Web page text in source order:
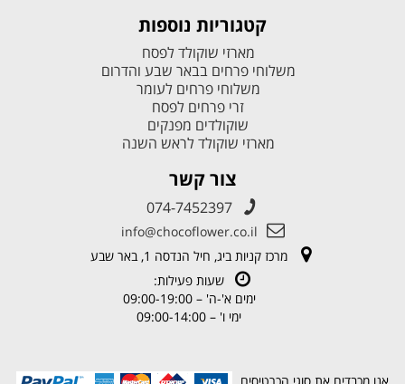
קטגוריות נוספות
מארזי שוקולד לפסח
משלוחי פרחים בבאר שבע והדרום
משלוחי פרחים לעומר
זרי פרחים לפסח
שוקולדים מפנקים
מארזי שוקולד לראש השנה
צור קשר
074-7452397
info@chocoflower.co.il
מרכז קניות ביג, חיל הנדסה 1, באר שבע
שעות פעילות:
ימים א'-ה' – 09:00-19:00
ימי ו' – 09:00-14:00